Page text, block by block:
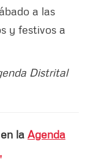
a las
y festivos a
Distrital
la Agenda